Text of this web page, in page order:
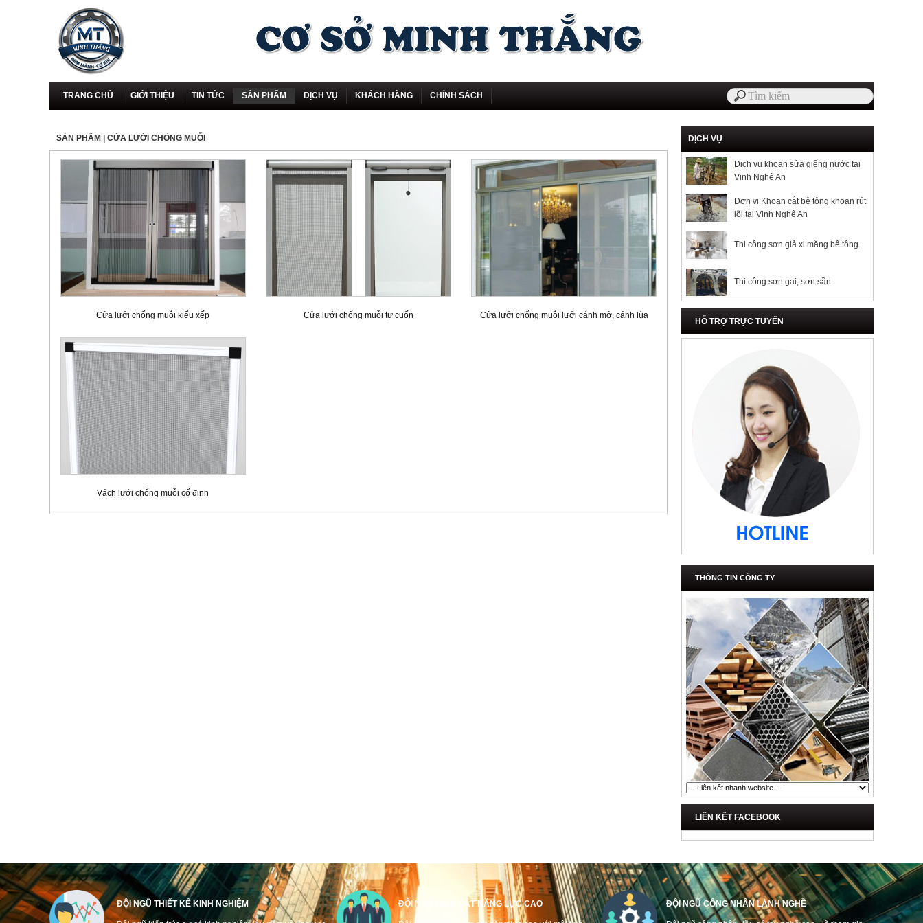
TRANG CHỦ GIỚI THIỆU TIN TỨC SẢN PHẨM DỊCH VỤ KHÁCH HÀNG CHÍNH SÁCH
SẢN PHẨM | CỬA LƯỚI CHỐNG MUỖI
Cửa lưới chống muỗi kiểu xếp Cửa lưới chống muỗi tự cuốn Cửa lưới chống muỗi lưới cánh mở, cánh lùa
Vách lưới chống muỗi cố định
DỊCH VỤ
Dịch vụ khoan sửa giếng nước tại
Vinh Nghệ An
Đơn vị Khoan cắt bê tông khoan rút
lõi tại Vinh Nghệ An
Thi công sơn giả xi măng bê tông
Thi công sơn gai, sơn sần
HỖ TRỢ TRỰC TUYẾN
THÔNG TIN CÔNG TY
LIÊN KẾT FACEBOOK
ĐỘI NGŨ THIẾT KẾ KINH NGHIỆM ĐỘI NGŨ GIÁM SÁT NĂNG LỰC CAO ĐỘI NGŨ CÔNG NHÂN LÀNH NGHỀ